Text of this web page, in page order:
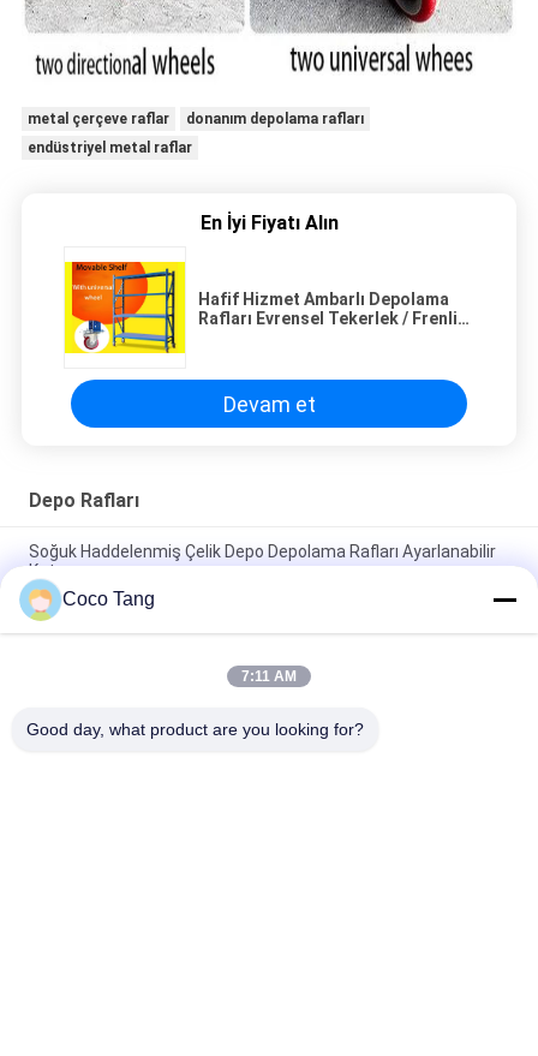
metal çerçeve raflar
donanım depolama rafları
endüstriyel metal raflar
En İyi Fiyatı Alın
Hafif Hizmet Ambarlı Depolama
Rafları Evrensel Tekerlek / Frenli
Devam et
Depo Rafları
Soğuk Haddelenmiş Çelik Depo Depolama Rafları Ayarlanabilir
Katman
ISO9001 ISO2015 SGS Depo Raflı İstiflenebilir Depolama
Kafesleri
Yüksek Kapasiteli Depo Depolama Rafları 2000*600*2000mm
Coco Tang
7:11 AM
Good day, what product are you looking for?